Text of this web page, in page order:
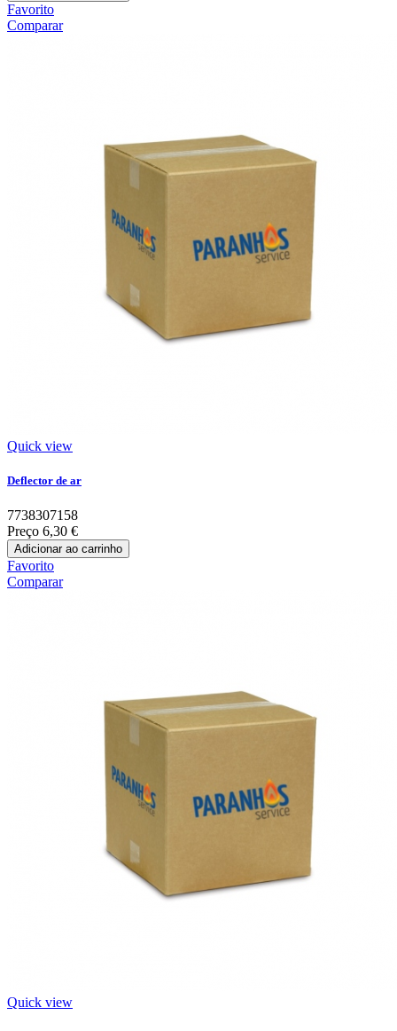
Favorito
Comparar
Quick view
Deflector de ar
7738307158
Preço 6,30 €
Adicionar ao carrinho
Favorito
Comparar
Quick view